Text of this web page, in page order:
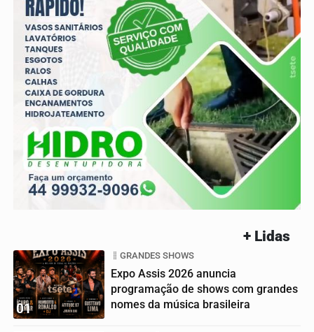
+ Lidas
01
GRANDES SHOWS
Expo Assis 2026 anuncia
programação de shows com grandes
nomes da música brasileira